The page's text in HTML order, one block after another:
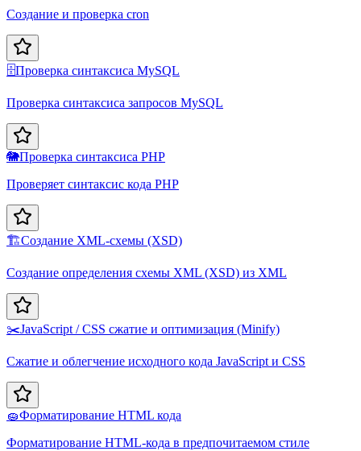
Создание и проверка cron
🗄️Проверка синтаксиса MySQL
Проверка синтаксиса запросов MySQL
🐘Проверка синтаксиса PHP
Проверяет синтаксис кода PHP
🏗️Создание XML-схемы (XSD)
Создание определения схемы XML (XSD) из XML
✂️JavaScript / CSS сжатие и оптимизация (Minify)
Сжатие и облегчение исходного кода JavaScript и CSS
🧽Форматирование HTML кода
Форматирование HTML-кода в предпочитаемом стиле